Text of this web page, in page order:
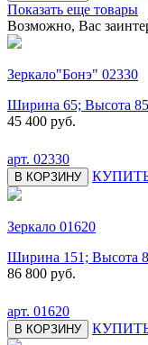
Показать еще товары
Возможно, Вас
Зеркало"Бонэ" 02330
Ширина 65; Высота
45 400 руб.
арт. 02330
В КОРЗИНУ
Зеркало 01620
Ширина 151; Высота
86 800 руб.
арт. 01620
В КОРЗИНУ